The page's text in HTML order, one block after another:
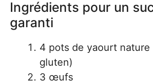
Ingrédients pour un
garanti
4 pots de yaourt nature
gluten)
3 œufs